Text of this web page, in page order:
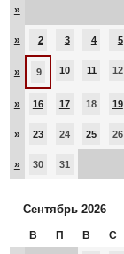
»
» 2 3 4 5
» 9 10 11 12
» 16 17 18 19
» 23 24 25 26
» 30 31
Сентябрь 2026
В П В С